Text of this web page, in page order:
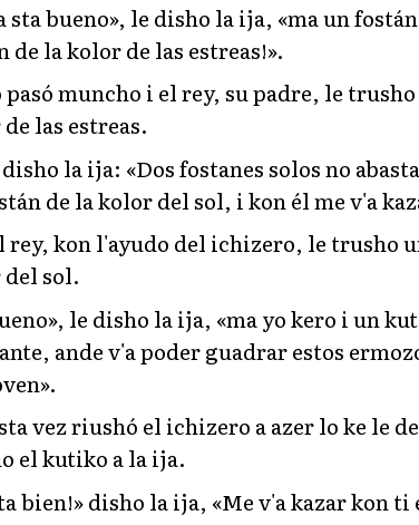
sta bueno», le disho la ija, «ma un
de la kolor de las estreas!».
pasó muncho i el rey, su padre, le
las estreas.
la ija: «Dos fostanes solos no
de la kolor del sol, i kon él me v'a
rey, kon l'ayudo del ichizero, le trusho
sol.
le disho la ija, «ma yo kero i un
ande v'a poder guadrar estos
vez riushó el ichizero a azer lo ke le
el kutiko a la ija.
bien!» disho la ija, «Me v'a kazar kon ti